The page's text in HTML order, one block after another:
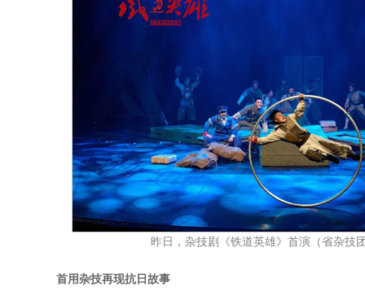
昨日，杂技剧《铁道英雄》首演（省杂技
首用杂技再现抗日故事